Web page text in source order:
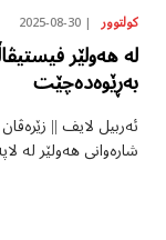
کولتوور 2025-08-30
لە هەولێر
بەڕێوەدەچێت
شارەوانی هەولێر لە